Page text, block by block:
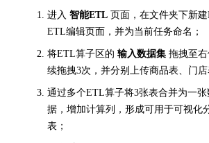
进入 智能ETL 页面，在文件夹下新
ETL编辑页面，并为当前任务命名；
将ETL算子区的 输入数据集 拖拽至
续拖拽3次，并分别上传商品表、门店
通过多个ETL算子将3张表合并为一
据，增加计算列，形成可用于可视化
表；